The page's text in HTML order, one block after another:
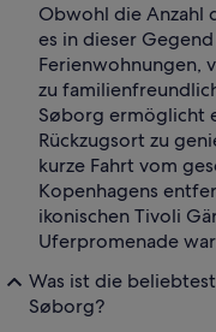
Obwohl die Anzahl
es in dieser
Ferienwohnungen,
zu
Søborg ermöglicht
Rückzugsort zu
kurze Fahrt vom
Kopenhagens
ikonischen Tivoli
Uferpromenade
Was ist die
Søborg?